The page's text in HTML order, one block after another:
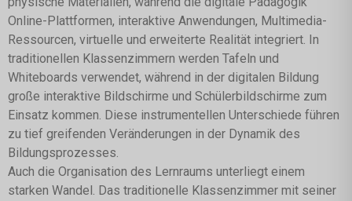
Online-Plattformen, interaktive Anwendungen, Multimedia-
Ressourcen, virtuelle und erweiterte Realität integriert. In
traditionellen Klassenzimmern werden Tafeln und
Whiteboards verwendet, während in der digitalen Bildung
große interaktive Bildschirme und Schülerbildschirme zum
Einsatz kommen. Diese instrumentellen Unterschiede führen
zu tief greifenden Veränderungen in der Dynamik des
Bildungsprozesses.
Auch die Organisation des Lernraums unterliegt einem
starken Wandel. Das traditionelle Klassenzimmer mit seiner